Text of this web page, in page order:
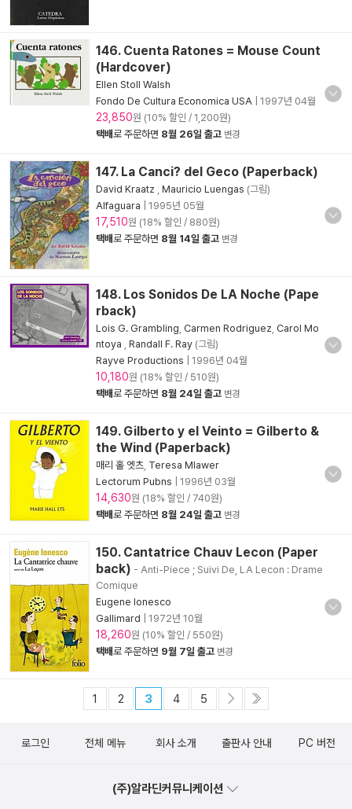
146. Cuenta Ratones = Mouse Count
(Hardcover)
Ellen Stoll Walsh
Fondo De Cultura Economica USA
1997년 04월
23,850원 (10% 할인 / 1,200원)
택배로 주문하면 8월 26일 출고 변경
147. La Canci? del Geco (Paperback)
David Kraatz Mauricio Luengas (그림)
Alfaguara
1995년 05월
17,510원 (18% 할인 / 880원)
택배로 주문하면 8월 14일 출고 변경
148. Los Sonidos De LA Noche (Pape
rback)
Lois G. Grambling Carmen Rodriguez Carol Mo
ntoya
Randall F. Ray (그림)
Rayve Productions
1996년 04월
10,180원 (18% 할인 / 510원)
택배로 주문하면 8월 24일 출고 변경
149. Gilberto y el Veinto = Gilberto &
the Wind (Paperback)
매리 홀 엣츠 Teresa Mlawer
Lectorum Pubns
1996년 03월
14,630원 (18% 할인 / 740원)
택배로 주문하면 8월 24일 출고 변경
150. Cantatrice Chauv Lecon (Paper
back) - Anti-Piece ; Suivi De, LA Lecon : Drame
Comique
Eugene Ionesco
Gallimard
1972년 10월
18,260원 (10% 할인 / 550원)
택배로 주문하면 9월 7일 출고 변경
1 2 3 4 5
로그인 전체 메뉴 회사 소개 출판사 안내 PC 버전
(주)알라딘커뮤니케이션